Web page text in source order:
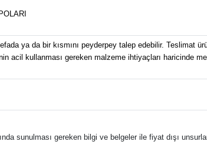
ya da bir kısmını peyderpey talep edebilir. Teslimat
acil kullanması gereken malzeme ihtiyaçları haricinde
sunulması gereken bilgi ve belgeler ile fiyat dışı